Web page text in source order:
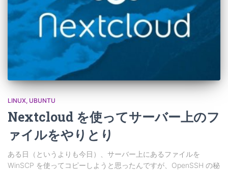
LINUX UBUNTU
Nextcloud を使ってサーバー上のフ
ァイルをやりとり
ある日（というよりも今日）、サーバー上にあるファイルを
WinSCP を使ってコピーしようと思ったんですが、OpenSSH の秘